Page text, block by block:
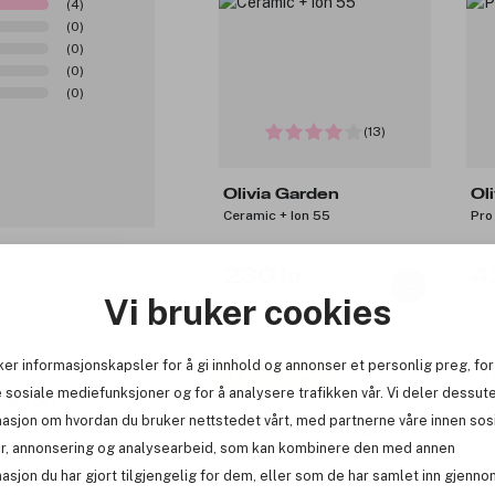
Vi bruker cookies
informasjonskapsler for å gi innhold og annonser et personlig preg, for
sosiale mediefunksjoner og for å analysere trafikken vår. Vi deler
om hvordan du bruker nettstedet vårt, med partnerne våre innen
annonsering og analysearbeid, som kan kombinere den med annen
du har gjort tilgjengelig for dem, eller som de har samlet inn
(13)
Olivia Garden
Ceramic + Ion 55
Få 10% bonus
(4)
(0)
(0)
(0)
(0)
det
Rapportere